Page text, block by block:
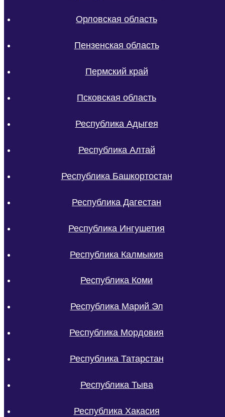
Орловская область
Пензенская область
Пермский край
Псковская область
Республика Адыгея
Республика Алтай
Республика Башкортостан
Республика Дагестан
Республика Ингушетия
Республика Калмыкия
Республика Коми
Республика Марий Эл
Республика Мордовия
Республика Татарстан
Республика Тыва
Республика Хакасия